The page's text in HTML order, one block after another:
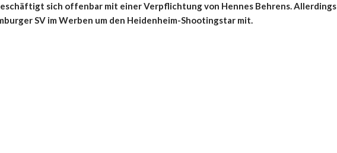
sich offenbar mit einer Verpflichtung von Hennes Behrens. Allerdings
SV im Werben um den Heidenheim-Shootingstar mit.